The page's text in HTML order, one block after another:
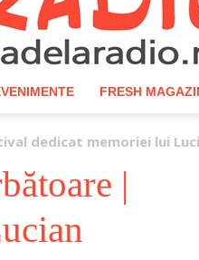
de
FRESH
dedicat memoriei lui
|